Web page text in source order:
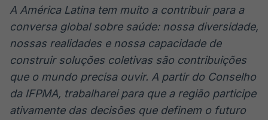
A América Latina tem muito a contribuir para a
conversa global sobre saúde: nossa diversidade,
nossas realidades e nossa capacidade de
construir soluções coletivas são contribuições
que o mundo precisa ouvir. A partir do Conselho
da IFPMA, trabalharei para que a região participe
ativamente das decisões que definem o futuro